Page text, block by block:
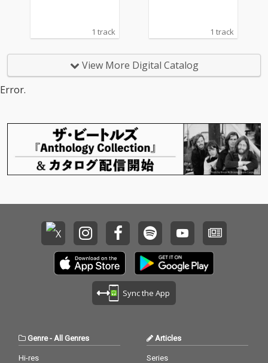
1 track 1 track
View More Digital Catalog
Error.
Sync the App
Genre- All Genres
Hi-res
Articles
Series